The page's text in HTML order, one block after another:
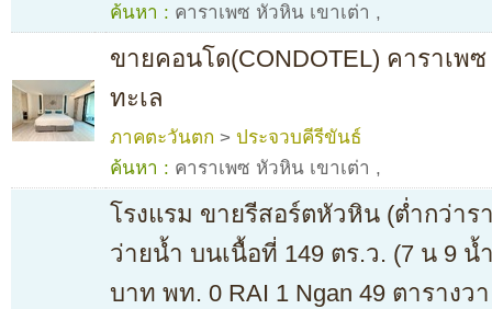
ค้นหา : คาราเพซ หัวหิน เขาเต่า ,
ขายคอนโด(CONDOTEL) คาราเพ
ทะเล
ภาคตะวันตก > ประจวบคีรีขันธ์
ค้นหา : คาราเพซ หัวหิน เขาเต่า ,
โรงแรม ขายรีสอร์ตหัวหิน (ต่ำกว่าร
ว่ายน้ำ บนเนื้อที่ 149 ตร.ว. (7 น 9 น้
บาท พท. 0 RAI 1 Ngan 49 ตารางว